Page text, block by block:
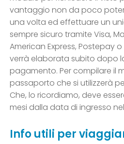
vantaggio non da poco
una volta ed effettuare un
sempre sicuro tramite Visa,
American Express, Postepay
verrà elaborata subito dopo
pagamento. Per compilare il
passaporto che si utilizzerà
Che, lo ricordiamo, deve
mesi dalla data di ingresso
Info utili per